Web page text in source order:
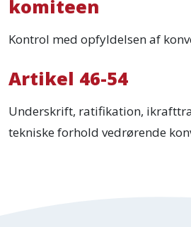
komiteen
Kontrol med opfyldelsen af
Artikel 46-54
Underskrift, ratifikation,
tekniske forhold vedrørende